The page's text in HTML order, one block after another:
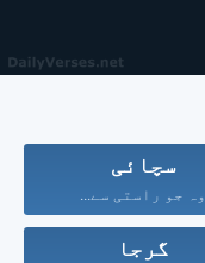
سچائی
وہ جو راستی سے...
گرجا